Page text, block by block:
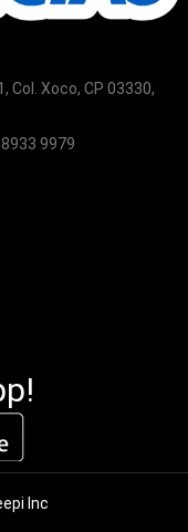
Col. Xoco, CP 03330,
9979
Inc